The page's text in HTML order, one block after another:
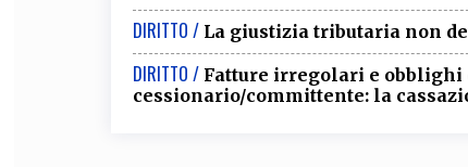
DIRITTO / La giustizia tributaria non
DIRITTO / Fatture irregolari e
cessionario/committente: la